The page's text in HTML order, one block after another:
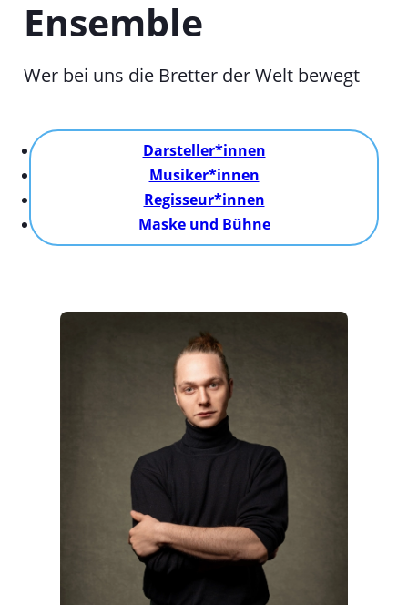
T
a
Ensemble
Wer bei uns die Bretter der Welt bewegt
Darsteller*innen
Musiker*innen
Regisseur*innen
Maske und Bühne
Darsteller*innen